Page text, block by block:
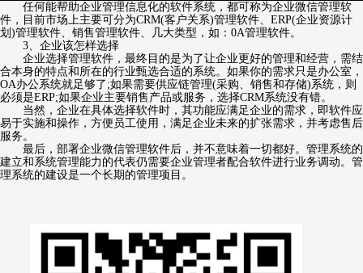
任何能帮助企业管理信息化的软件系统，都可称为企业微信管理软
件，目前市场上主要可分为CRM(客户关系)管理软件、ERP(企业资源计
划)管理软件、销售管理软件、几大类型，如：0A管理软件。
3、企业该怎样选择
企业选择管理软件，最终目的是为了让企业更好的管理和经营，需结
合本身的特点和所在的行业甄选合适的系统。如果你的需求只是办公室，
OA办公系统就足够了;如果需要供应链管理(采购、销售和存储)系统，则
必须是ERP;如果企业主要销售产品或服务，选择CRM系统没有错。
当然，企业在具体选择软件时，其功能应满足企业的需求，即软件应
易于实施和操作，方便员工使用，满足企业未来的扩张需求，并考虑售后
服务。
最后，部署企业微信管理软件后，并不意味着一切都好。管理系统的
建立和系统管理能力的代表仍需要企业管理者配合软件进行业务调动。管
理系统的建设是一个长期的管理项目。